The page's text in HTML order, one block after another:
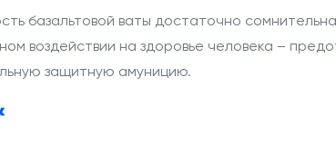
базальтовой ваты достаточно
воздействии на здоровье человека –
защитную амуницию.